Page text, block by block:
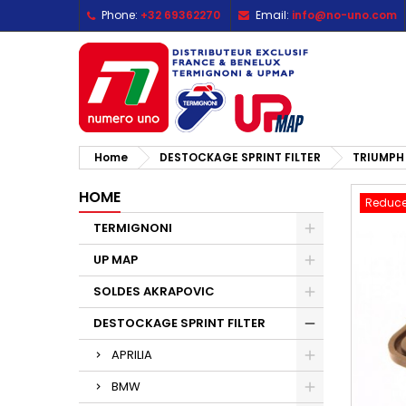
Phone: +32 69362270 Email: info@no-uno.com
Home DESTOCKAGE SPRINT FILTER TRIUMPH
HOME
TERMIGNONI
UP MAP
SOLDES AKRAPOVIC
DESTOCKAGE SPRINT FILTER
APRILIA
BMW